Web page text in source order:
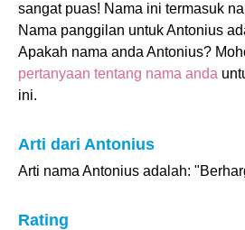
sangat puas! Nama ini termasuk
Nama panggilan untuk Antonius
Apakah nama anda Antonius?
pertanyaan tentang nama anda
ini.
Arti dari Antonius
Arti nama Antonius adalah:
Rating